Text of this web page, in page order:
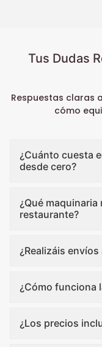
Tus Dudas
Respuestas claras
cómo
¿Cuánto cuesta
desde cero?
¿Qué
restaurante?
¿Realizáis
¿Cómo funciona
¿Los precios